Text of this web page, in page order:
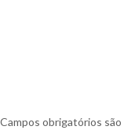
Campos obrigatórios